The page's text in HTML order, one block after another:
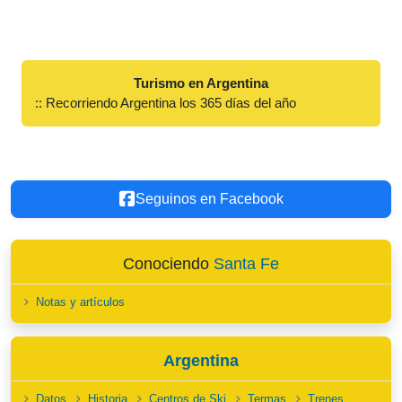
Turismo en Argentina
:: Recorriendo Argentina los 365 días del año
Seguinos en Facebook
Conociendo Santa Fe
Notas y artículos
Argentina
Datos Historia Centros de Ski Termas Trenes